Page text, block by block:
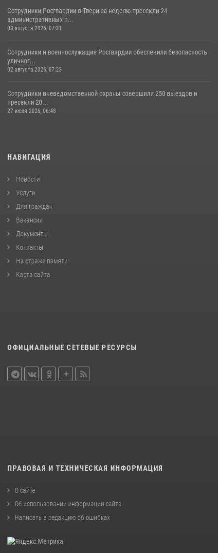
Сотрудники Росгвардии в Твери за неделю пресекли 24
административных п...
03 августа 2026, 07:31
Сотрудники и военнослужащие Росгвардии обеспечили безопасность
уличног...
02 августа 2026, 07:23
Сотрудники вневедомственной охраны совершили 250 выездов и
пресекли 20...
27 июля 2026, 06:48
НАВИГАЦИЯ
Новости
Услуги
Для граждан
Вакансии
Документы
Контакты
На страже памяти
Карта сайта
ОФИЦИАЛЬНЫЕ СЕТЕВЫЕ РЕСУРСЫ
ПРАВОВАЯ И ТЕХНИЧЕСКАЯ ИНФОРМАЦИЯ
О сайте
Об использовании информации сайта
Написать в редакцию об ошибках